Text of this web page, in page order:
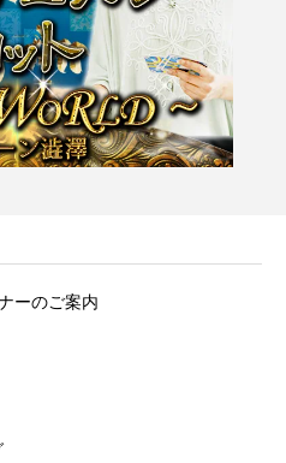
ーのご案内